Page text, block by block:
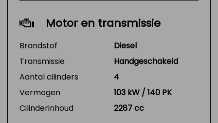
Motor en transmissie
Brandstof
Diesel
Transmissie
Handgeschakeld
Aantal cilinders
4
Vermogen
103 kW / 140 PK
Cilinderinhoud
2287 cc